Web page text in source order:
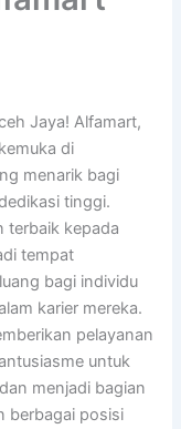
Jaya! Alfamart,
di
menarik bagi
tinggi.
terbaik kepada
tempat
bagi individu
karier mereka.
pelayanan
untuk
menjadi bagian
berbagai posisi